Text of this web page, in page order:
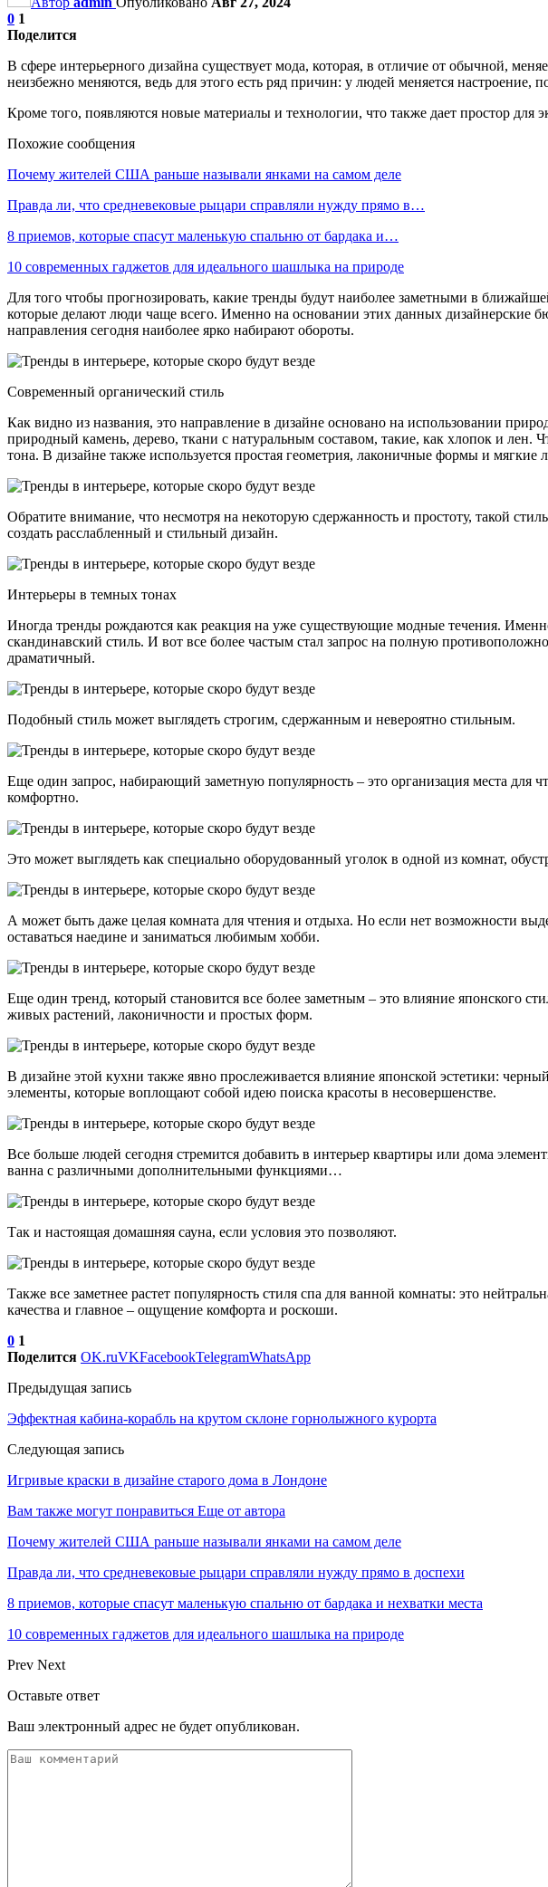
0 1
Поделится
В сфере интерьерного дизайна существует мода, которая, в отличие от обычной,
неизбежно меняются, ведь для этого есть ряд причин: у людей меняется настроение,
Кроме того, появляются новые материалы и технологии, что также дает простор для
Похожие сообщения
Почему жителей США раньше называли янками на самом деле
Правда ли, что средневековые рыцари справляли нужду прямо в…
8 приемов, которые спасут маленькую спальню от бардака и…
10 современных гаджетов для идеального шашлыка на природе
Для того чтобы прогнозировать, какие тренды будут наиболее заметными в
которые делают люди чаще всего. Именно на основании этих данных дизайнерские
направления сегодня наиболее ярко набирают обороты.
Современный органический стиль
Как видно из названия, это направление в дизайне основано на использовании
природный камень, дерево, ткани с натуральным составом, такие, как хлопок и лен.
тона. В дизайне также используется простая геометрия, лаконичные формы и мягкие
Обратите внимание, что несмотря на некоторую сдержанность и простоту, такой
создать расслабленный и стильный дизайн.
Интерьеры в темных тонах
Иногда тренды рождаются как реакция на уже существующие модные течения.
скандинавский стиль. И вот все более частым стал запрос на полную
драматичный.
Подобный стиль может выглядеть строгим, сдержанным и невероятно стильным.
Еще один запрос, набирающий заметную популярность – это организация места
комфортно.
Это может выглядеть как специально оборудованный уголок в одной из комнат,
А может быть даже целая комната для чтения и отдыха. Но если нет возможности
оставаться наедине и заниматься любимым хобби.
Еще один тренд, который становится все более заметным – это влияние японского
живых растений, лаконичности и простых форм.
В дизайне этой кухни также явно прослеживается влияние японской эстетики:
элементы, которые воплощают собой идею поиска красоты в несовершенстве.
Все больше людей сегодня стремится добавить в интерьер квартиры или дома
ванна с различными дополнительными функциями…
Так и настоящая домашняя сауна, если условия это позволяют.
Также все заметнее растет популярность стиля спа для ванной комнаты: это
качества и главное – ощущение комфорта и роскоши.
0 1
Поделится OK.ruVKFacebookTelegramWhatsApp
Предыдущая запись
Эффектная кабина-корабль на крутом склоне горнолыжного курорта
Следующая запись
Игривые краски в дизайне старого дома в Лондоне
Вам также могут понравиться Еще от автора
Почему жителей США раньше называли янками на самом деле
Правда ли, что средневековые рыцари справляли нужду прямо в доспехи
8 приемов, которые спасут маленькую спальню от бардака и нехватки места
10 современных гаджетов для идеального шашлыка на природе
Prev Next
Оставьте ответ
Ваш электронный адрес не будет опубликован.